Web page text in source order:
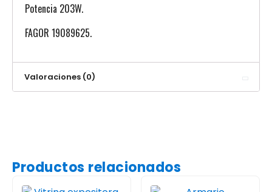
Potencia 203W.
FAGOR 19089625.
Valoraciones (0)
Productos relacionados